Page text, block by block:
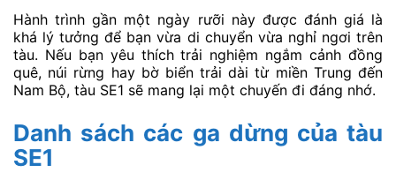
Hành trình gần một ngày rưỡi này được đánh giá là
khá lý tưởng để bạn vừa di chuyển vừa nghỉ ngơi trên
tàu. Nếu bạn yêu thích trải nghiệm ngắm cảnh đồng
quê, núi rừng hay bờ biển trải dài từ miền Trung đến
Nam Bộ, tàu SE1 sẽ mang lại một chuyến đi đáng nhớ.
Danh sách các ga dừng của tàu
SE1